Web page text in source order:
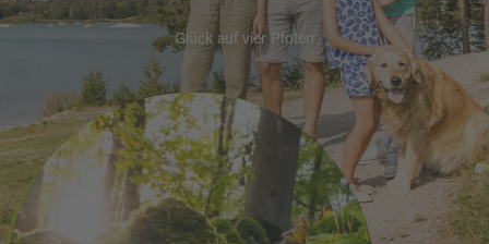
Glück auf vier Pfoten